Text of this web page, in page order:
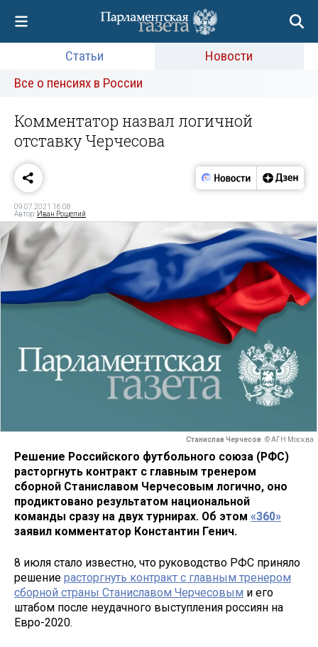
Статьи
Новости
Все о пенсиях в России
Комментатор назвал логичной
отставку Черчесова
09.07.2021 16:08
Автор: Иван Рощепий
Станислав Черчесов © АГН Москва
Решение Российского футбольного союза (РФС)
расторгнуть контракт с главным тренером
сборной Станиславом Черчесовым логично, оно
продиктовано результатом национальной
команды сразу на двух турнирах. Об этом «360»
заявил комментатор Константин Генич.
8 июля стало известно, что руководство РФС приняло
решение расторгнуть контракт с главным тренером
сборной страны Станиславом Черчесовым и его
штабом после неудачного выступления россиян на
Евро-2020.